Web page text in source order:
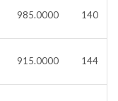
985.0000 140
915.0000 144